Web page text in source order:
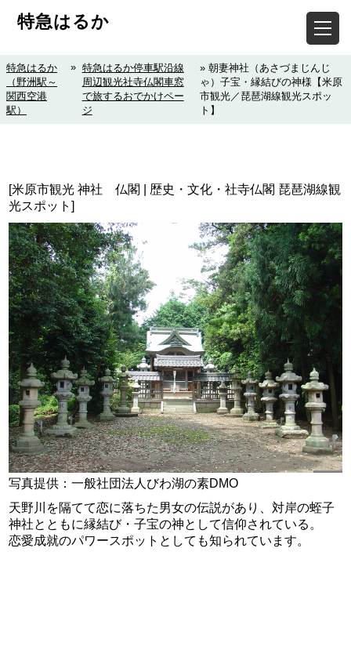
特急はるか
特急はるか
（野洲駅～
関西空港
駅）
» 特急はるか停車駅沿線
周辺観光社寺仏閣車窓
で旅するおでかけペー
ジ
» 朝妻神社（あさづまじんじ
ゃ）子宝・縁結びの神様【米原
市観光／琵琶湖線観光スポッ
ト】
[米原市観光 神社 仏閣 | 歴史・文化・社寺仏閣 琵琶湖線観
光スポット]
写真提供：一般社団法人びわ湖の素DMO
天野川を隔てて恋に落ちた男女の伝説があり、対岸の蛭子
神社とともに縁結び・子宝の神として信仰されている。
恋愛成就のパワースポットとしても知られています。